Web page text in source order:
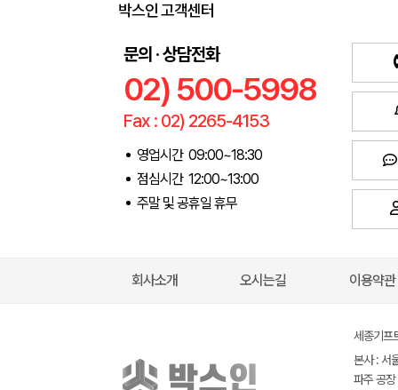
박스인 고객센터
문의 · 상담전화
02) 500-5998
Fax : 02) 2265-4153
영업시간 09:00~18:30
점심시간 12:00~13:00
주말 및 공휴일 휴무
회사소개 오시는길 이용약관
세종기
본사 : 서
파주 공